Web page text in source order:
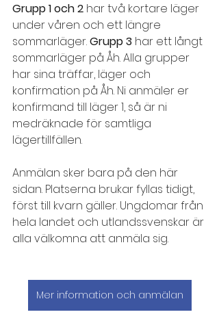
Grupp 1 och 2 har två kortare läger
under våren och ett längre
sommarläger. Grupp 3 har ett långt
sommarläger på Åh. Alla grupper
har sina träffar, läger och
konfirmation på Åh. Ni anmäler er
konfirmand till läger 1, så är ni
medräknade för samtliga
lägertillfällen.
Anmälan sker bara på den här
sidan. Platserna brukar fyllas tidigt,
först till kvarn gäller. Ungdomar från
hela landet och utlandssvenskar är
alla välkomna att anmäla sig.
Mer information och anmälan